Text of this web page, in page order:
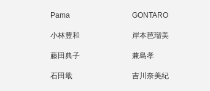
Pama GONTARO
小林豊和 岸本芭瑠美
藤田典子 兼島孝
石田戢 吉川奈美紀